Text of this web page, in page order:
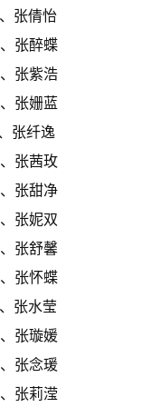
张倩怡
张醉蝶
张紫浩
张姗蓝
张纤逸
张茜玫
张甜净
张妮双
张舒馨
张怀蝶
张水莹
张璇媛
张念瑗
张莉滢